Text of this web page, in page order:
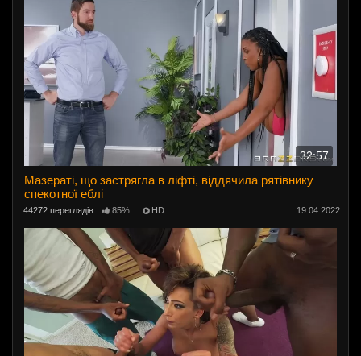
32:57
Мазераті, що застрягла в ліфті, віддячила рятівнику
спекотної еблі
44272 переглядів 85% HD 19.04.2022